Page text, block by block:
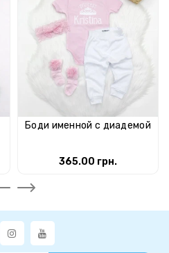
Боди именной с диадемой
365.00 грн.